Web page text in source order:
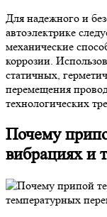
Для надежного и
автоэлектрике
механические
коррозии.
статичных,
перемещения
технологических
Почему
вибрациях и